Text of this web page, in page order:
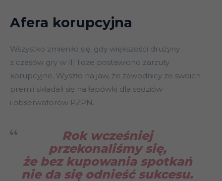
Afera korupcyjna
Wszystko zmieniło się, gdy większości drużyny
z czasów gry w III lidze postawiono zarzuty
korupcyjne. Wyszło na jaw, że zawodnicy ze swoich
premii składali się na łapówki dla sędziów
i obserwatorów PZPN.
Rok wcześniej
przekonaliśmy się,
że bez kupowania spotkań
nie da się odnieść sukcesu.